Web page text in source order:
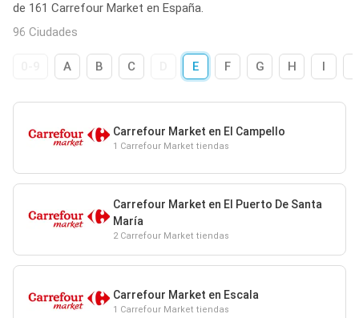
de 161 Carrefour Market en España.
96 Ciudades
A B C E F G H I
Carrefour Market en El Campello
1 Carrefour Market tiendas
Carrefour Market en El Puerto De Santa
María
2 Carrefour Market tiendas
Carrefour Market en Escala
1 Carrefour Market tiendas